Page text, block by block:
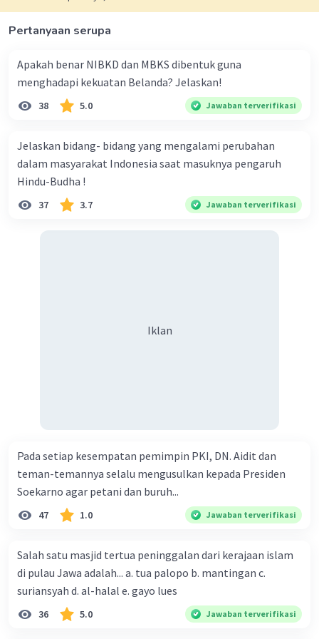
Beri Rating
RAISYAUKI R Level 1
15 Mei 2024 07:01
Sikap positif masyarakat Indonesia sebelum masuknya
Beri Rating·0.0(0) Balas
Pertanyaan serupa
Apakah benar NIBKD dan MBKS dibentuk guna
menghadapi kekuatan Belanda? Jelaskan!
38 5.0 Jawaban terverifikasi
Jelaskan bidang- bidang yang mengalami perubahan
dalam masyarakat Indonesia saat masuknya pengaruh
Hindu-Budha !
37 3.7 Jawaban terverifikasi
Iklan
Pada setiap kesempatan pemimpin PKI, DN. Aidit dan
teman-temannya selalu mengusulkan kepada Presiden
Soekarno agar petani dan buruh...
47 1.0 Jawaban terverifikasi
Salah satu masjid tertua peninggalan dari kerajaan islam
di pulau Jawa adalah... a. tua palopo b. mantingan c.
suriansyah d. al-halal e. gayo lues
36 5.0 Jawaban terverifikasi